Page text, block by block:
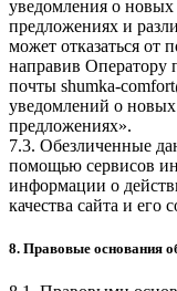
уведомления о новых
предложениях и
может отказаться
направив Оператору
почты shumka-
уведомлений о
предложениях».
7.3. Обезличенные
помощью сервисов
информации о
качества сайта и его
8. Правовые основания